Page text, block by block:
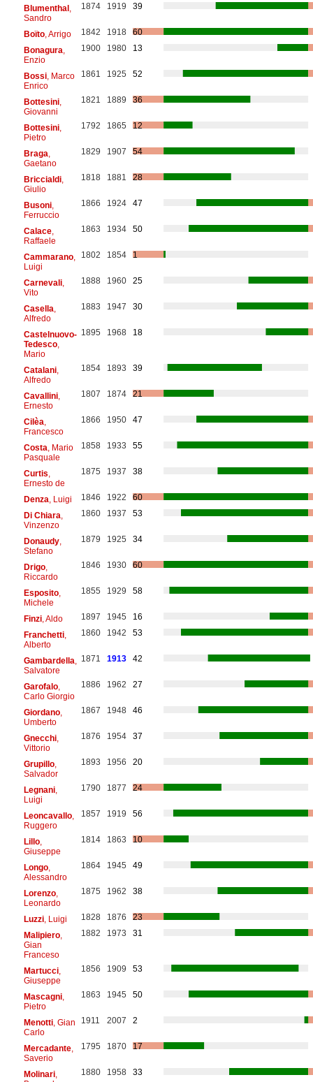
Blumenthal,
Sandro
1874 1919 39
Boïto, Arrigo 1842 1918
60
Bonagura
Enzio
1900 1980 13
Bossi, Marco
Enrico
1861 1925 52
Bottesini,
Giovanni
1821 1889 36
Bottesini,
Pietro
1792 1865 12
Braga
Gaetano
1829 1907 54
Briccialdi,
Giulio
1818 1881 28
Busoni,
Ferruccio
1866 1924 47
Calace,
Raffaele
1863 1934 50
Cammarano,
Luigi
1802 1854 1
Carnevali,
Vito
1888 1960 25
Casella
Alfredo
1883 1947 30
Castelnuovo-
Tedesco,
Mario
1895 1968 18
Catalani,
Alfredo
1854 1893 39
Cavallini,
Ernesto
1807 1874 21
Cilèa
Francesco
1866 1950 47
Costa , Mario
Pasquale
1858 1933 55
Curtis
Ernesto de
1875 1937 38
Denza , Luigi 1846 1922
60
Di Chiara
Vinzenzo
1860 1937 53
Donaudy,
Stefano
1879 1925 34
Drigo,
Riccardo
1846 1930 60
Esposito,
Michele
1855 1929 58
Finzi, Aldo 1897 1945
16
Franchetti,
Alberto
1860 1942 53
Gambardella
Salvatore
1871 1913 42
Garofalo,
Carlo Giorgio
1886 1962 27
Giordano,
Umberto
1867 1948 46
Gnecchi,
Vittorio
1876 1954 37
Grupillo,
Salvador
1893 1956 20
Legnani,
Luigi
1790 1877 24
Leoncavallo,
Ruggero
1857 1919 56
Lillo,
Giuseppe
1814 1863 10
Longo,
Alessandro
1864 1945 49
Lorenzo,
Leonardo
1875 1962 38
Luzzi, Luigi 1828 1876
23
Malipiero,
Gian
Franceso
1882 1973 31
Martucci,
Giuseppe
1856 1909 53
Mascagni,
Pietro
1863 1945 50
Menotti, Gian
Carlo
1911 2007 2
Mercadante,
Saverio
1795 1870 17
Molinari,
1880 1958 33